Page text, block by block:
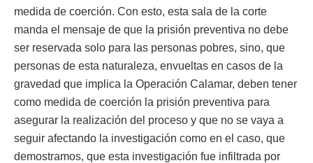
medida de coerción. Con esto, esta sala de la corte
manda el mensaje de que la prisión preventiva no debe
ser reservada solo para las personas pobres, sino, que
personas de esta naturaleza, envueltas en casos de la
gravedad que implica la Operación Calamar, deben tener
como medida de coerción la prisión preventiva para
asegurar la realización del proceso y que no se vaya a
seguir afectando la investigación como en el caso, que
demostramos, que esta investigación fue infiltrada por